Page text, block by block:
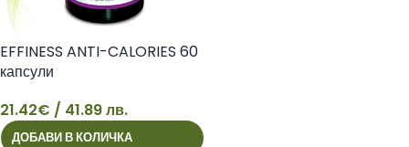
21
EFFINESS ANTI-CALORIES 60
капсули
21.42€ / 41.89 лв.
ДОБАВИ В КОЛИЧКА